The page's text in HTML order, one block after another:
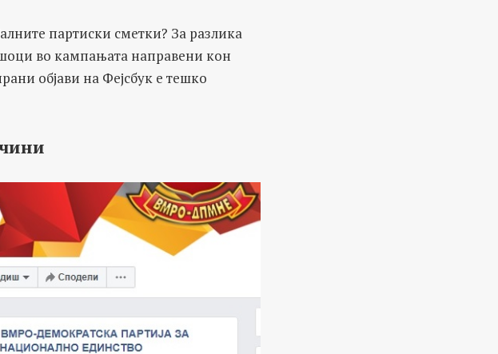
партиски сметки? За разлика
во кампањата направени кон
објави на Фејсбук е тешко